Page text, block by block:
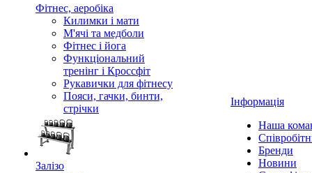
Фітнес, аеробіка
Килимки і мати
М'ячі та медболи
Фітнес і йога
Функціональний
тренінг і Кроссфіт
Рукавички для фітнесу
Пояси, гачки, бинти,
стрічки
Залізо
Інформація
Наша
Бренди
Новини